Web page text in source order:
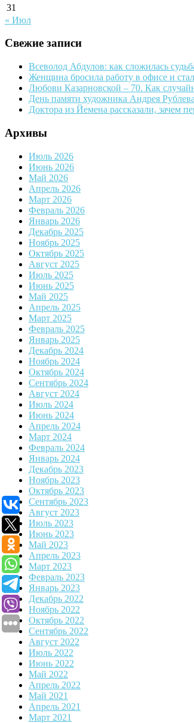
31
« Июл
Свежие записи
Всеволод Абдулов: как сложилась
Женщина бросила работу в офисе и
Любови Казарновской – 70. Как
День памяти художника Андрея
Доктора из Йемена рассказали, зачем
Архивы
Июль 2026
Июнь 2026
Май 2026
Апрель 2026
Март 2026
Февраль 2026
Январь 2026
Декабрь 2025
Ноябрь 2025
Октябрь 2025
Август 2025
Июль 2025
Июнь 2025
Май 2025
Апрель 2025
Март 2025
Февраль 2025
Январь 2025
Декабрь 2024
Ноябрь 2024
Октябрь 2024
Сентябрь 2024
Август 2024
Июль 2024
Июнь 2024
Апрель 2024
Март 2024
Февраль 2024
Январь 2024
Декабрь 2023
Ноябрь 2023
Октябрь 2023
Сентябрь 2023
Август 2023
Июль 2023
Июнь 2023
Май 2023
Апрель 2023
Март 2023
Февраль 2023
Январь 2023
Декабрь 2022
Ноябрь 2022
Октябрь 2022
Сентябрь 2022
Август 2022
Июль 2022
Июнь 2022
Май 2022
Апрель 2022
Май 2021
Апрель 2021
Март 2021